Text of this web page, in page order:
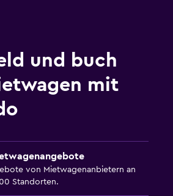
und buch
mit
von Mietwagenanbietern an
Standorten.